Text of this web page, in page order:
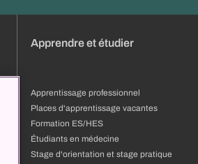
Apprendre et étudier
Apprentissage professionnel
Places d'apprentissage vacantes
Formation ES/HES
Étudiants en médecine
Stage d'orientation et stage pratique